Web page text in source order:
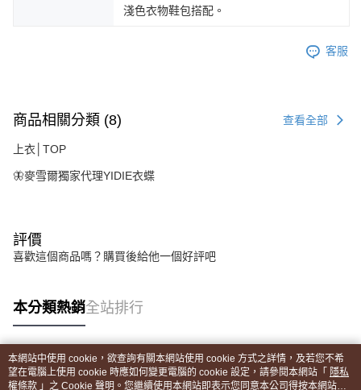
淺色衣物鞋包搭配。
客服
商品相關分類 (8) 查看全部
上衣│TOP
🦋麥雪爾獨家代理YIDIE衣蝶
評價
喜歡這個商品嗎？購買後給他一個好評吧
本分類熱銷全站排行
熱門標籤
本網站中使用 cookie，欲查詢有關本網站使用 cookie 方式之詳情，及若您不希
望在電腦上使用 cookie 時應如何變更電腦的 cookie 設定，請參閱本網站「 隱私
權條款 」之 Cookie 聲明。您繼續使用本網站即表示您同意本公司得按本網站使